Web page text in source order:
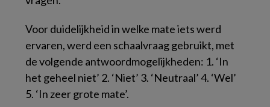
Voor duidelijkheid in welke mate iets werd
ervaren, werd een schaalvraag gebruikt, met
de volgende antwoordmogelijkheden: 1. ‘In
het geheel niet’ 2. ‘Niet’ 3. ‘Neutraal’ 4. ‘Wel’
5. ‘In zeer grote mate’.